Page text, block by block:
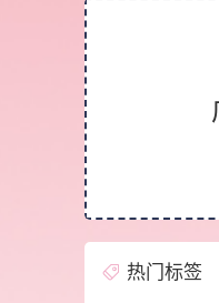
热门标签